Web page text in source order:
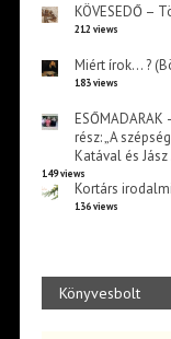
KÖVESEDŐ –
212 views
Miért írok… ?
183 views
rész: „A
Katával és
149 views
Kortárs
136 views
Könyvesbolt